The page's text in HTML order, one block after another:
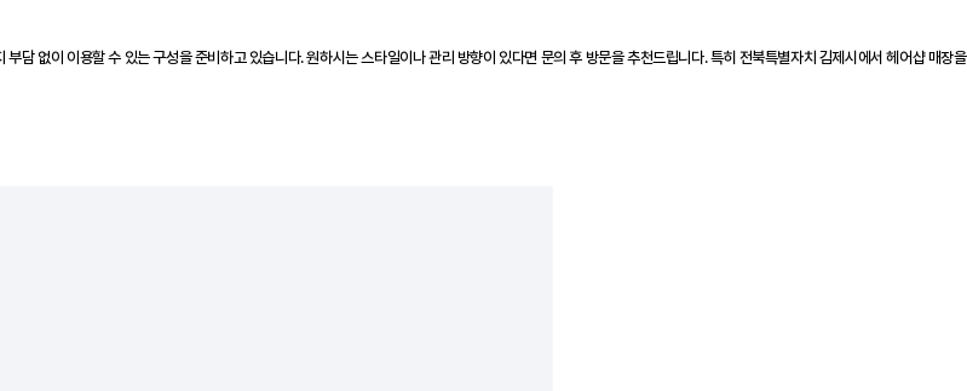
없이 이용할 수 있는 구성을 준비하고 있습니다. 원하시는 스타일이나 관리 방향이 있다면 문의 후 방문을 추천드립니다. 특히 전북특별자치 김제시에서 헤어샵 매장을